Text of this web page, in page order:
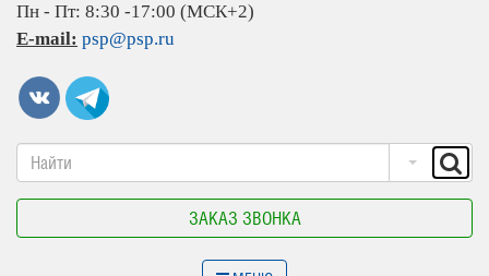
Пн - Пт: 8:30 -17:00 (МСК+2)
E-mail: psp@psp.ru
ЗАКАЗ ЗВОНКА